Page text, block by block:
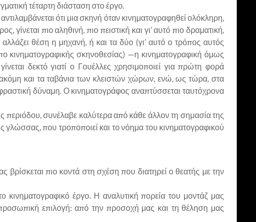
τέταρτη διάσταση στο έργο.
ότι μια σκηνή όταν κινηματογραφηθεί ολόκληρη,
πιο αληθινή, πιο πειστική και γι’ αυτό πιο δραματική,
θέση η μηχανή, ή και τα δύο (γι’ αυτό ο τρόπος αυτός
κινηματογραφικής σκηνοθεσίας) —η κινηματογραφική όμως
δεκτό γιατί ο Γουέλλες χρησιμοποιεί για πρώτη φορά
και τα ταβάνια των κλειστών χώρων, ενώ, ως τώρα, στα
δύναμη. Ο κινηματογράφος αναπτύσσεται ταυτόχρονα
περιόδου, συνέλαβε καλύτερα από κάθε άλλον τη σημασία της
γλώσσας, που τροποποιεί και το νόημα του κινηματογραφικού
βρίσκεται πιο κοντά στη σχέση που διατηρεί ο θεατής με την
κινηματογραφικό έργο. Η αναλυτική πορεία του μοντάζ μας
επιλογή: από την προσοχή μας και τη θέληση μας